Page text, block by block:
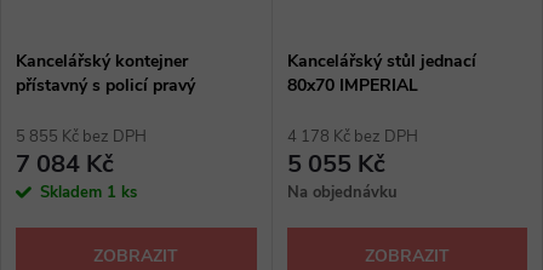
Kancelářský kontejner
přístavný s policí pravý
5 855 Kč bez DPH
7 084 Kč
Skladem 1 ks
ZOBRAZIT
Kancelářský stůl jednací
80x70 IMPERIAL
4 178 Kč bez DPH
5 055 Kč
Na objednávku
ZOBRAZIT